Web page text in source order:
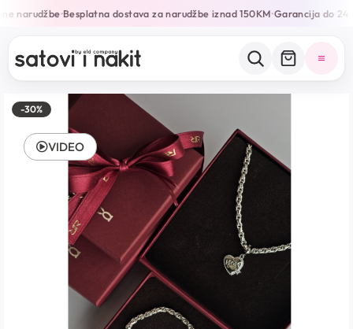
narudžbe•Besplatna dostava za narudžbe iznad 150KM•Garancija do 24
-30%
VIDEO